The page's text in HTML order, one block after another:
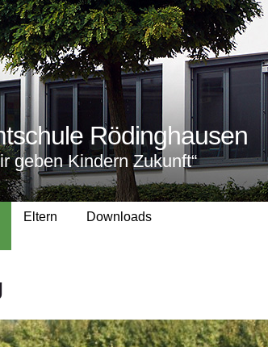
Rödinghausen
geben Kindern Zukunft“
Eltern Downloads